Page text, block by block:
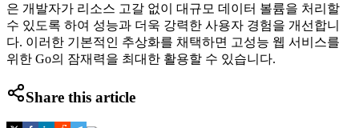
은 개발자가 리소스 고갈 없이 대규모 데이터 볼륨을 처리할
수 있도록 하여 성능과 더욱 강력한 사용자 경험을 개선합니
다. 이러한 기본적인 추상화를 채택하면 고성능 웹 서비스를
위한 Go의 잠재력을 최대한 활용할 수 있습니다.
Share this article